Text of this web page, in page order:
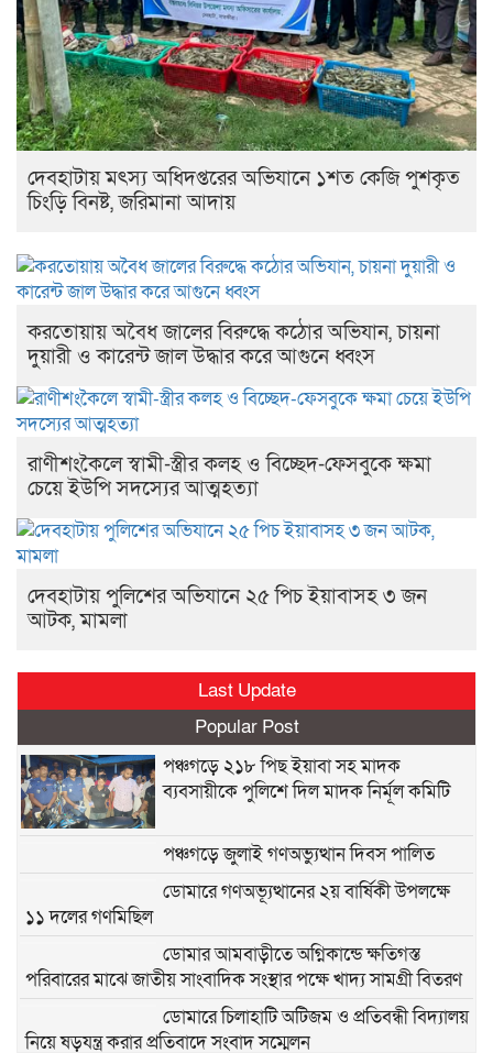
দেবহাটায় মৎস্য অধিদপ্তরের অভিযানে ১শত কেজি পুশকৃত
চিংড়ি বিনষ্ট, জরিমানা আদায়
করতোয়ায় অবৈধ জালের বিরুদ্ধে কঠোর অভিযান, চায়না
দুয়ারী ও কারেন্ট জাল উদ্ধার করে আগুনে ধ্বংস
রাণীশংকৈলে স্বামী-স্ত্রীর কলহ ও বিচ্ছেদ-ফেসবুকে ক্ষমা
চেয়ে ইউপি সদস্যের আত্মহত্যা
দেবহাটায় পুলিশের অভিযানে ২৫ পিচ ইয়াবাসহ ৩ জন
আটক, মামলা
Last Update
Popular Post
পঞ্চগড়ে ২১৮ পিছ ইয়াবা সহ মাদক
ব্যবসায়ীকে পুলিশে দিল মাদক নির্মূল কমিটি
পঞ্চগড়ে জুলাই গণঅভ্যুত্থান দিবস পালিত
ডোমারে গণঅভ্যূত্থানের ২য় বার্ষিকী উপলক্ষে
১১ দলের গণমিছিল
ডোমার আমবাড়ীতে অগ্নিকান্ডে ক্ষতিগস্ত
পরিবারের মাঝে জাতীয় সাংবাদিক সংস্থার পক্ষে খাদ্য সামগ্রী বিতরণ
ডোমারে চিলাহাটি অটিজম ও প্রতিবন্ধী বিদ্যালয়
নিয়ে ষড়যন্ত্র করার প্রতিবাদে সংবাদ সম্মেলন